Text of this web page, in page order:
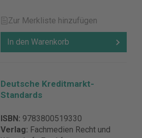
Zur Merkliste hinzufügen
In den Warenkorb
Deutsche Kreditmarkt-
Standards
ISBN: 9783800519330
Verlag: Fachmedien Recht und